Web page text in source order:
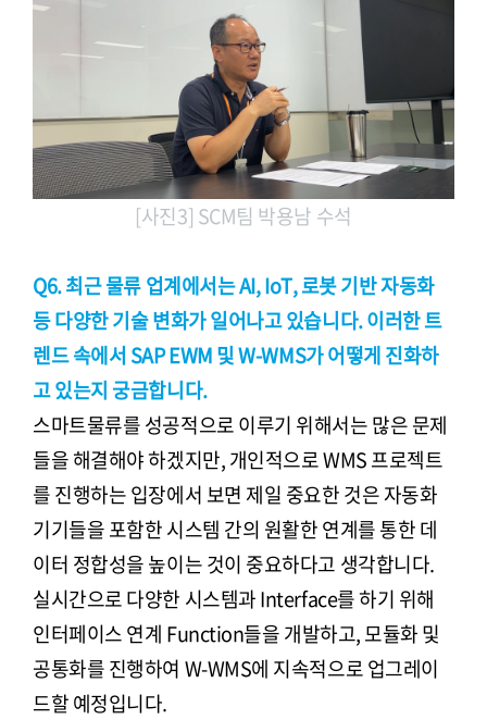
[사진3] SCM팀 박용남 수석
Q6. 최근 물류 업계에서는 AI, IoT, 로봇 기반 자동화
등 다양한 기술 변화가 일어나고 있습니다. 이러한 트
렌드 속에서 SAP EWM 및 W-WMS가 어떻게 진화하
고 있는지 궁금합니다.
스마트물류를 성공적으로 이루기 위해서는 많은 문제
들을 해결해야 하겠지만, 개인적으로 WMS 프로젝트
를 진행하는 입장에서 보면 제일 중요한 것은 자동화
기기들을 포함한 시스템 간의 원활한 연계를 통한 데
이터 정합성을 높이는 것이 중요하다고 생각합니다.
실시간으로 다양한 시스템과 Interface를 하기 위해
인터페이스 연계 Function들을 개발하고, 모듈화 및
공통화를 진행하여 W-WMS에 지속적으로 업그레이
드할 예정입니다.